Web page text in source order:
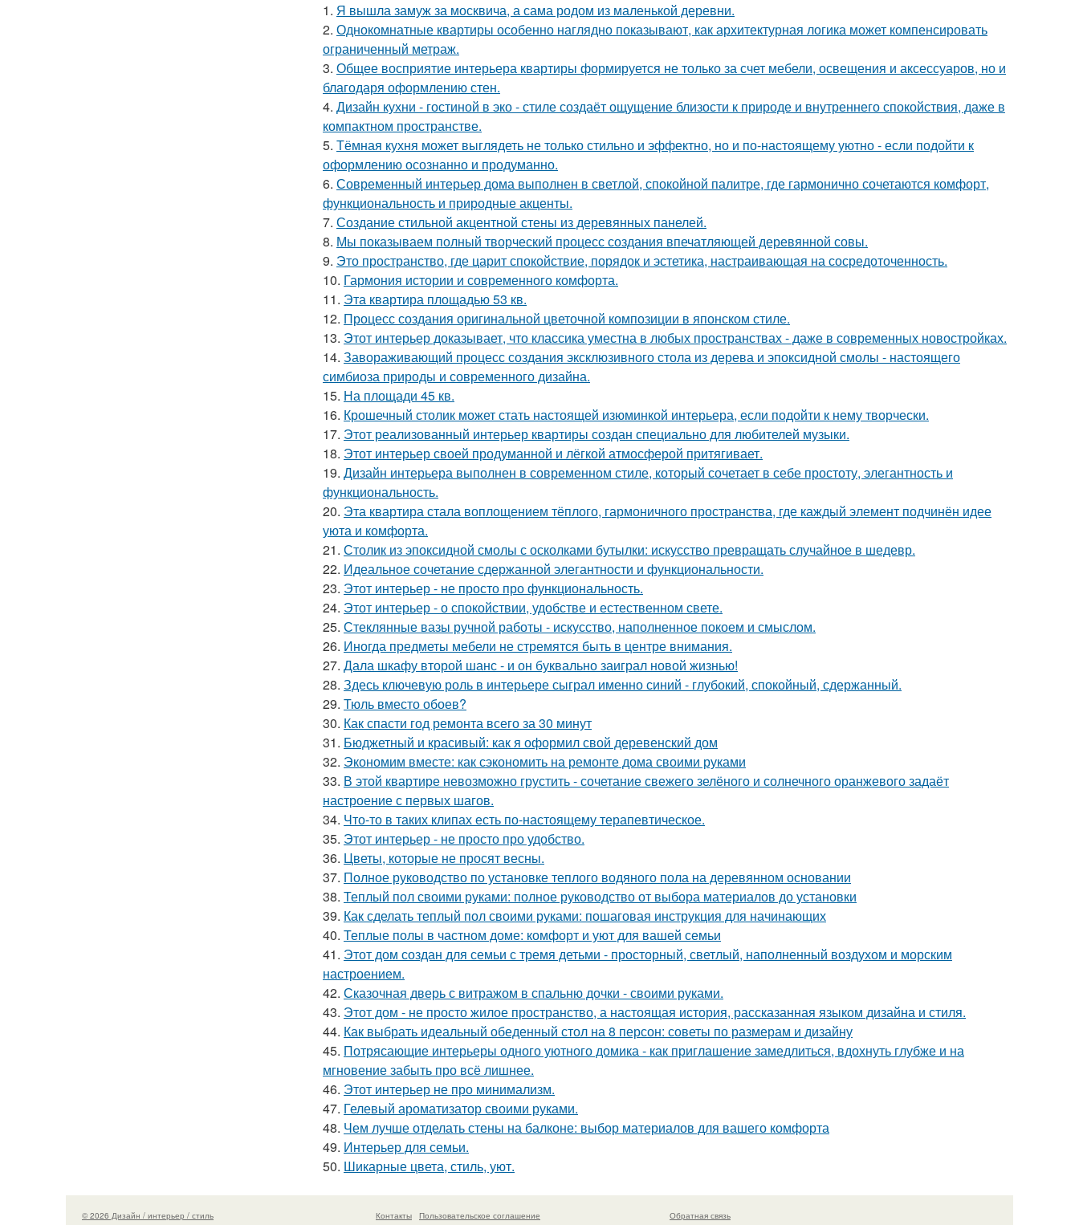
1. Я вышла замуж за москвича, а сама родом из маленькой деревни.
2. Однокомнатные квартиры особенно наглядно показывают, как архитектурная логика может компенсировать
ограниченный метраж.
3. Общее восприятие интерьера квартиры формируется не только за счет мебели, освещения и аксессуаров, но и
благодаря оформлению стен.
4. Дизайн кухни - гостиной в эко - стиле создаёт ощущение близости к природе и внутреннего спокойствия, даже в
компактном пространстве.
5. Тёмная кухня может выглядеть не только стильно и эффектно, но и по-настоящему уютно - если подойти к
оформлению осознанно и продуманно.
6. Современный интерьер дома выполнен в светлой, спокойной палитре, где гармонично сочетаются комфорт,
функциональность и природные акценты.
7. Создание стильной акцентной стены из деревянных панелей.
8. Мы показываем полный творческий процесс создания впечатляющей деревянной совы.
9. Это пространство, где царит спокойствие, порядок и эстетика, настраивающая на сосредоточенность.
10. Гармония истории и современного комфорта.
11. Эта квартира площадью 53 кв.
12. Процесс создания оригинальной цветочной композиции в японском стиле.
13. Этот интерьер доказывает, что классика уместна в любых пространствах - даже в современных новостройках.
14. Завораживающий процесс создания эксклюзивного стола из дерева и эпоксидной смолы - настоящего
симбиоза природы и современного дизайна.
15. На площади 45 кв.
16. Крошечный столик может стать настоящей изюминкой интерьера, если подойти к нему творчески.
17. Этот реализованный интерьер квартиры создан специально для любителей музыки.
18. Этот интерьер своей продуманной и лёгкой атмосферой притягивает.
19. Дизайн интерьера выполнен в современном стиле, который сочетает в себе простоту, элегантность и
функциональность.
20. Эта квартира стала воплощением тёплого, гармоничного пространства, где каждый элемент подчинён идее
уюта и комфорта.
21. Столик из эпоксидной смолы с осколками бутылки: искусство превращать случайное в шедевр.
22. Идеальное сочетание сдержанной элегантности и функциональности.
23. Этот интерьер - не просто про функциональность.
24. Этот интерьер - о спокойствии, удобстве и естественном свете.
25. Стеклянные вазы ручной работы - искусство, наполненное покоем и смыслом.
26. Иногда предметы мебели не стремятся быть в центре внимания.
27. Дала шкафу второй шанс - и он буквально заиграл новой жизнью!
28. Здесь ключевую роль в интерьере сыграл именно синий - глубокий, спокойный, сдержанный.
29. Тюль вместо обоев?
30. Как спасти год ремонта всего за 30 минут
31. Бюджетный и красивый: как я оформил свой деревенский дом
32. Экономим вместе: как сэкономить на ремонте дома своими руками
33. В этой квартире невозможно грустить - сочетание свежего зелёного и солнечного оранжевого задаёт
настроение с первых шагов.
34. Что-то в таких клипах есть по-настоящему терапевтическое.
35. Этот интерьер - не просто про удобство.
36. Цветы, которые не просят весны.
37. Полное руководство по установке теплого водяного пола на деревянном основании
38. Теплый пол своими руками: полное руководство от выбора материалов до установки
39. Как сделать теплый пол своими руками: пошаговая инструкция для начинающих
40. Теплые полы в частном доме: комфорт и уют для вашей семьи
41. Этот дом создан для семьи с тремя детьми - просторный, светлый, наполненный воздухом и морским
настроением.
42. Сказочная дверь с витражом в спальню дочки - своими руками.
43. Этот дом - не просто жилое пространство, а настоящая история, рассказанная языком дизайна и стиля.
44. Как выбрать идеальный обеденный стол на 8 персон: советы по размерам и дизайну
45. Потрясающие интерьеры одного уютного домика - как приглашение замедлиться, вдохнуть глубже и на
мгновение забыть про всё лишнее.
46. Этот интерьер не про минимализм.
47. Гелевый ароматизатор своими руками.
48. Чем лучше отделать стены на балконе: выбор материалов для вашего комфорта
49. Интерьер для семьи.
50. Шикарные цвета, стиль, уют.
© 2026 Дизайн / интерьер / стиль Контакты Пользовательское соглашение Обратная связь